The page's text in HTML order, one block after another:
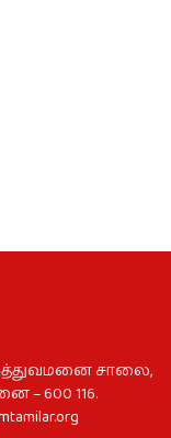
சாலை,
600 116.